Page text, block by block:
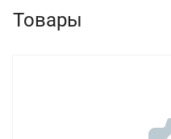
Товары